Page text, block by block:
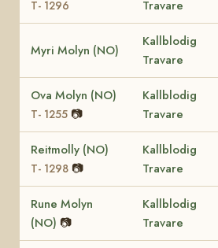
T- 1296
Travare
Myri Molyn (NO)
Kallblodig
Travare
Ova Molyn (NO)
T- 1255 📷
Kallblodig
Travare
Reitmolly (NO)
T- 1298 📷
Kallblodig
Travare
Rune Molyn
(NO) 📷
Kallblodig
Travare